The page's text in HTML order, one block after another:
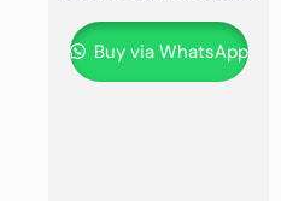
Buy via WhatsApp